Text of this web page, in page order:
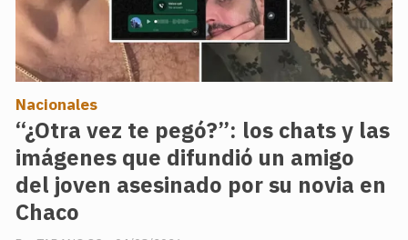
“¿Otra vez te pegó?”: los chats y las
imágenes que difundió un amigo
del joven asesinado por su novia en
Chaco
Nacionales